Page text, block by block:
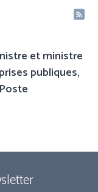
et ministre
publiques,